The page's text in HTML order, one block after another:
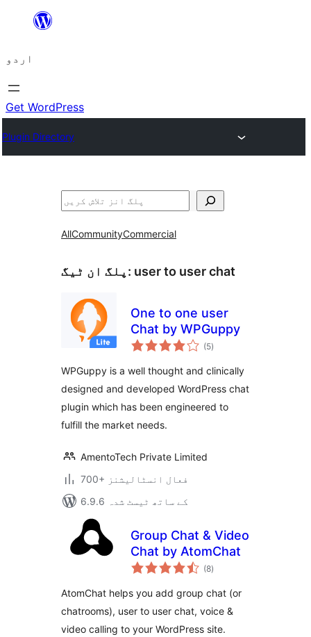
چھوڑیں
پر
جائیں
اردو
Get WordPress
Plugin Directory
تلاش
AllCommunityCommercial
پلگ ان ٹیگ: user to user chat
One to one user
Chat by WPGuppy
(5مجموعی
درجہ
)
WPGuppy is a well thought and clinically
designed and developed WordPress chat
plugin which has been engineered to
fulfill the market needs.
AmentoTech Private Limited
700+ فعال انسٹالیشنز
6.9.6 کے ساتھ ٹیسٹ شدہ
Group Chat & Video
Chat by AtomChat
(8مجموعی
درجہ
)
AtomChat helps you add group chat (or
chatrooms), user to user chat, voice &
video calling to your WordPress site.